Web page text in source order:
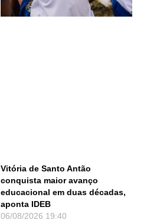
Vitória de Santo Antão
conquista maior avanço
educacional em duas décadas,
aponta IDEB
06/08/2026 19:40